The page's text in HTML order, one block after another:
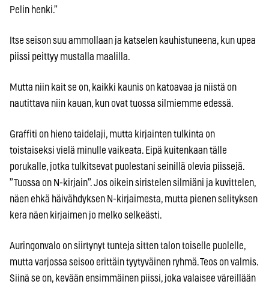
Pelin henki.”
Itse seison suu ammollaan ja katselen kauhistuneena, kun upea
piissi peittyy mustalla maalilla.
Mutta niin kait se on, kaikki kaunis on katoavaa ja niistä on
nautittava niin kauan, kun ovat tuossa silmiemme edessä.
Graffiti on hieno taidelaji, mutta kirjainten tulkinta on
toistaiseksi vielä minulle vaikeata. Eipä kuitenkaan tälle
porukalle, jotka tulkitsevat puolestani seinillä olevia piissejä.
”Tuossa on N-kirjain”. Jos oikein siristelen silmiäni ja kuvittelen,
näen ehkä häivähdyksen N-kirjaimesta, mutta pienen selityksen
kera näen kirjaimen jo melko selkeästi.
Auringonvalo on siirtynyt tunteja sitten talon toiselle puolelle,
mutta varjossa seisoo erittäin tyytyväinen ryhmä. Teos on valmis.
Siinä se on, kevään ensimmäinen piissi, joka valaisee väreillään